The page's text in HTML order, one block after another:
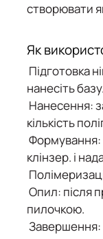
створювати
Як
Підготовка
нанесіть базу.
Нанесення:
кількість
Формування
клінзер. і
Опил: після
пилочкою.
Завершення